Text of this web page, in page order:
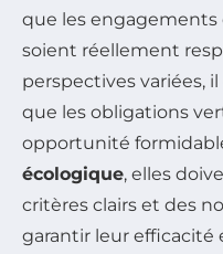
que les engagements
soient réellement
perspectives variées,
que les obligations
opportunité
écologique, elles
critères clairs et des
garantir leur efficacité